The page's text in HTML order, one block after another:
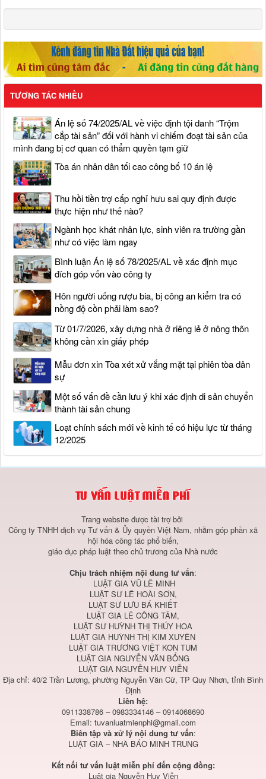
TƯƠNG TÁC NHIỀU
Án lệ số 74/2025/AL về việc định tội danh “Trộm
cắp tài sản” đối với hành vi chiếm đoạt tài sản của
mình đang bị cơ quan có thẩm quyền tạm giữ
Tòa án nhân dân tối cao công bố 10 án lệ
Thu hồi tiền trợ cấp nghỉ hưu sai quy định được
thực hiện như thế nào?
Ngành học khát nhân lực, sinh viên ra trường gần
như có việc làm ngay
Bình luận Án lệ số 78/2025/AL về xác định mục
đích góp vốn vào công ty
Hôn người uống rượu bia, bị công an kiểm tra có
nồng độ cồn phải làm sao?
Từ 01/7/2026, xây dựng nhà ở riêng lẻ ở nông thôn
không cần xin giấy phép
Mẫu đơn xin Tòa xét xử vắng mặt tại phiên tòa dân
sự
Một số vấn đề cần lưu ý khi xác định di sản chuyển
thành tài sản chung
Loạt chính sách mới về kinh tế có hiệu lực từ tháng
12/2025
Trang website được tài trợ bởi
Công ty TNHH dịch vụ Tư vấn & Ủy quyền Việt Nam, nhằm góp phần xã
hội hóa công tác phổ biến,
giáo dục pháp luật theo chủ trương của Nhà nước
Chịu trách nhiệm nội dung tư vấn:
LUẬT GIA VŨ LÊ MINH
LUẬT SƯ LÊ HOÀI SƠN,
LUẬT SƯ LƯU BÁ KHIẾT
LUẬT GIA LÊ CÔNG TÂM,
LUẬT SƯ HUỲNH THỊ THÚY HOA
LUẬT GIA HUỲNH THỊ KIM XUYÊN
LUẬT GIA TRƯƠNG VIỆT KON TUM
LUẬT GIA NGUYỄN VĂN BỔNG
LUẬT GIA NGUYỄN HUY VIỄN
Địa chỉ: 40/2 Trần Lương, phường Nguyễn Văn Cừ, TP Quy Nhơn, tỉnh Bình
Định
Liên hệ:
0911338786 – 0983334146 – 0914068690
Email: tuvanluatmienphi@gmail.com
Biên tập và xử lý nội dung tư vấn:
LUẬT GIA – NHÀ BÁO MINH TRUNG
Kết nối tư vấn luật miễn phí đến cộng đồng:
Luật gia Nguyễn Huy Viễn